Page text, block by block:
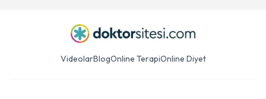
VideolarBlogOnline TerapiOnline Diyet